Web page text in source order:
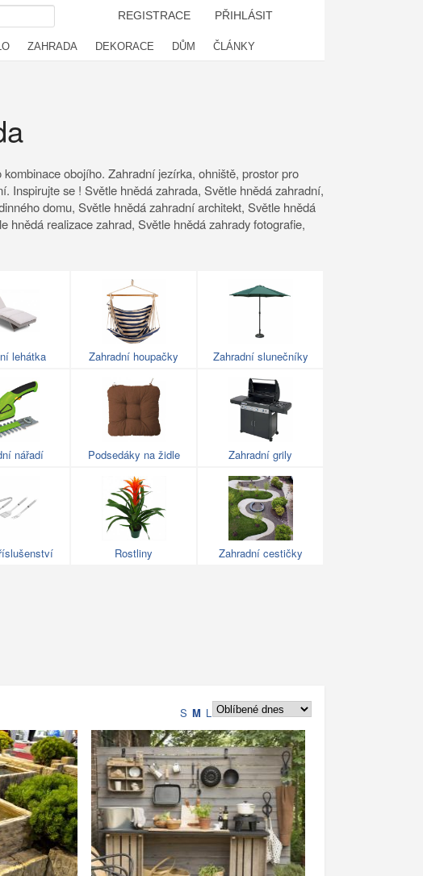
REGISTRACE PŘIHLÁSIT
ZAHRADA DEKORACE DŮM ČLÁNKY
obojího. Zahradní jezírka, ohniště, prostor pro
Inspirujte se ! Světle hnědá zahrada, Světle hnědá zahradní,
domu, Světle hnědá zahradní architekt, Světle hnědá
hnědá realizace zahrad, Světle hnědá zahrady fotografie,
lehátka Zahradní houpačky Zahradní slunečníky
nářadí Podsedáky na židle Zahradní grily
Rostliny Zahradní cestičky
S M L